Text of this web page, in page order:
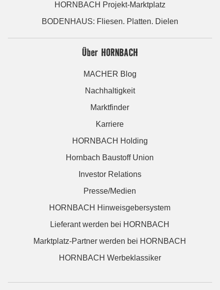
HORNBACH Projekt-Marktplatz
BODENHAUS: Fliesen. Platten. Dielen
Über HORNBACH
MACHER Blog
Nachhaltigkeit
Marktfinder
Karriere
HORNBACH Holding
Hornbach Baustoff Union
Investor Relations
Presse/Medien
HORNBACH Hinweisgebersystem
Lieferant werden bei HORNBACH
Marktplatz-Partner werden bei HORNBACH
HORNBACH Werbeklassiker